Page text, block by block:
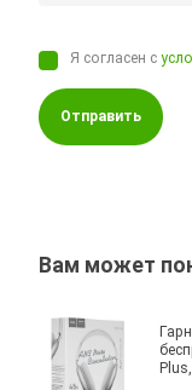
Я согласен с
Отправить
Вам может